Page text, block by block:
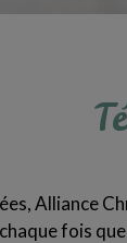
Alliance
fois